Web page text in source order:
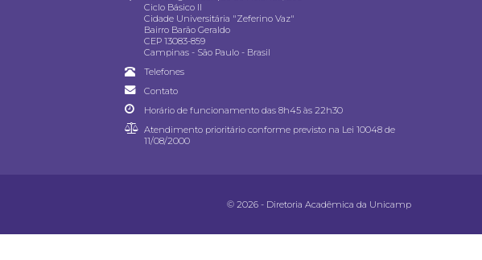
Ciclo Básico II
Cidade Universitária "Zeferino Vaz"
Bairro Barão Geraldo
CEP 13083-859
Campinas - São Paulo - Brasil
Telefones
Contato
Horário de funcionamento das 8h45 às 22h30
Atendimento prioritário conforme previsto na Lei 10048 de
11/08/2000
© 2026 - Diretoria Acadêmica da Unicamp